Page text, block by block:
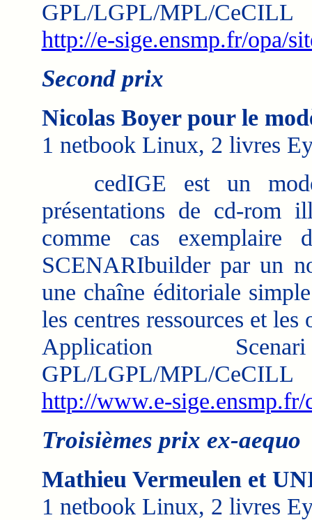
GPL/LGPL/MPL/CeCILL
http://e-sige.ensmp.fr/opa/
Second prix
Nicolas Boyer pour le
1 netbook Linux, 2 livres
cedIGE est un
présentations de cd-rom
comme cas
SCENARIbuilder par un
une chaîne éditoriale
les centres ressources et
Application
GPL/LGPL/MPL/CeCILL
http://www.e-sige.ensmp.fr/
Troisièmes prix ex-aequo
Mathieu Vermeulen et
1 netbook Linux, 2 livres